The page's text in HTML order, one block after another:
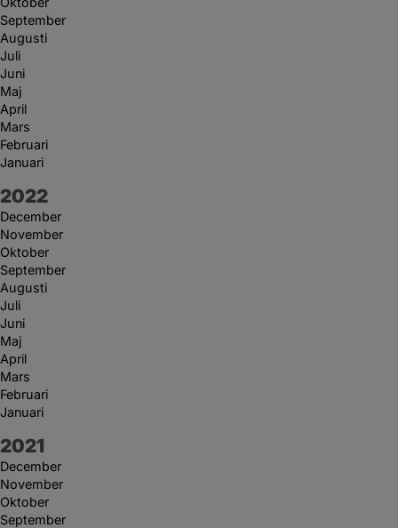
September
Augusti
Juli
Juni
Maj
April
Mars
Februari
Januari
År:
2022
December
November
Oktober
September
Augusti
Juli
Juni
Maj
April
Mars
Februari
Januari
År:
2021
December
November
Oktober
September